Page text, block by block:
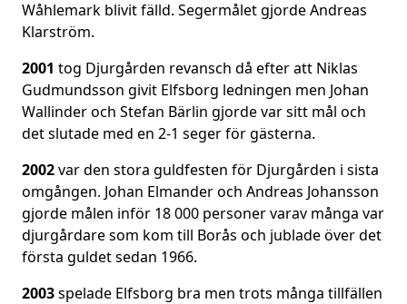
Wåhlemark blivit fälld. Segermålet gjorde Andreas
Klarström.
2001 tog Djurgården revansch då efter att Niklas
Gudmundsson givit Elfsborg ledningen men Johan
Wallinder och Stefan Bärlin gjorde var sitt mål och
det slutade med en 2-1 seger för gästerna.
2002var den stora guldfesten för Djurgården i sista
omgången. Johan Elmander och Andreas Johansson
gjorde målen inför 18 000 personer varav många var
djurgårdare som kom till Borås och jublade över det
första guldet sedan 1966.
2003spelade Elfsborg bra men trots många tillfällen